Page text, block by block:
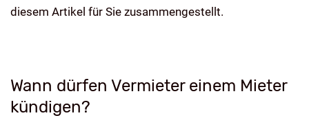
diesem Artikel für Sie zusammengestellt.
Wann dürfen Vermieter einem Mieter
kündigen?